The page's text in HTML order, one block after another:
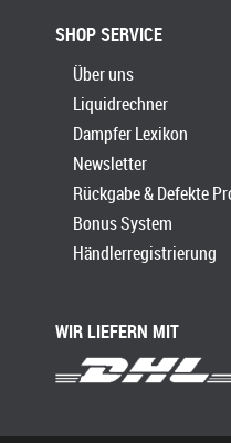
SHOP SERVICE
Über uns
Liquidrechner
Dampfer Lexikon
Newsletter
Rückgabe & Defekte
Bonus System
Händlerregistrierung
WIR LIEFERN MIT